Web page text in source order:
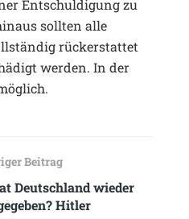
Entschuldigung zu
sollten alle
rückerstattet
werden. In der
Beitrag
Deutschland wieder
Hitler